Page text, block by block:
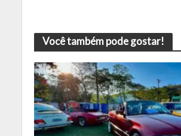
Você também pode gostar!